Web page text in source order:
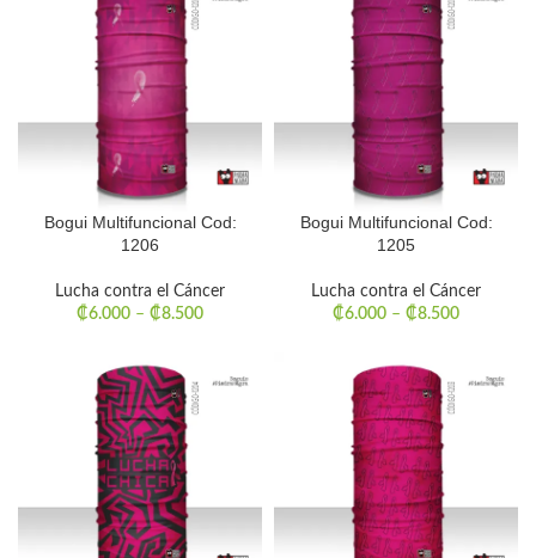
Bogui Multifuncional Cod:
1206
Lucha contra el Cáncer
₡6.000 – ₡8.500
Bogui Multifuncional Cod:
1205
Lucha contra el Cáncer
₡6.000 – ₡8.500